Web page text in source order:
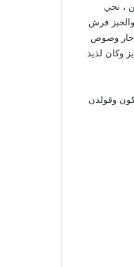
، نجي
فرش
حار وصوص
وكان لذيذ
وقولدن